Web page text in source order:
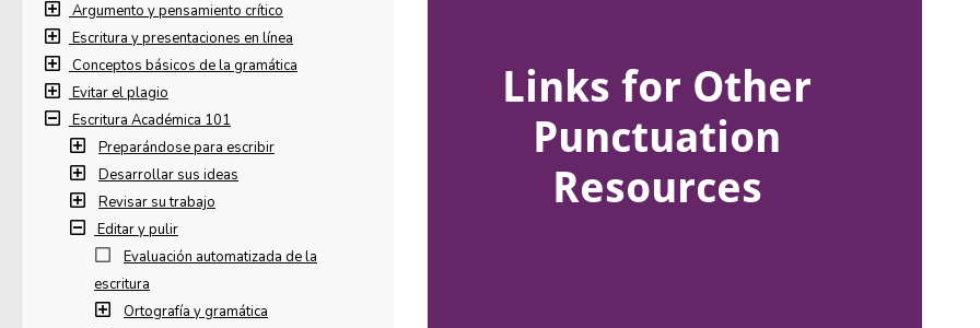
Argumento y pensamiento crítico
Escritura y presentaciones en línea
Conceptos básicos de la gramática
Evitar el plagio
Escritura Académica 101
Preparándose para escribir
Desarrollar sus ideas
Revisar su trabajo
Editar y pulir
Evaluación automatizada de la
escritura
Ortografía y gramática